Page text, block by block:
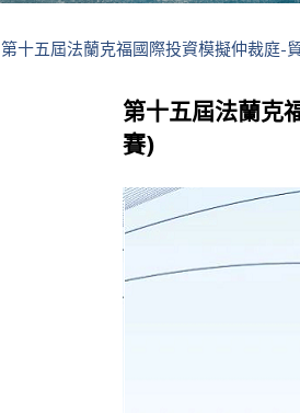
第十五屆法蘭克福國際投資模擬仲裁庭-
第十五屆法蘭克
賽)